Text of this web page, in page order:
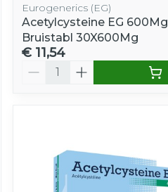
Eurogenerics (EG)
Acetylcysteine EG 600Mg
Bruistabl 30X600Mg
€ 11,54
Aantal